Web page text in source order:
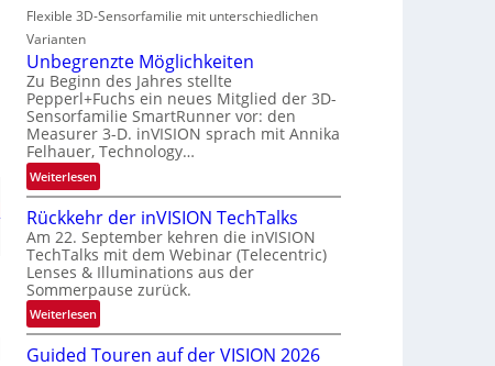
e
s
-
B
-
R
u
n
d
e
o
n
N
e
w
s
Flexible 3D-Sensorfamilie mit unterschiedlichen
Varianten
Unbegrenzte Möglichkeiten
Zu Beginn des Jahres stellte
Pepperl+Fuchs ein neues Mitglied der 3D-
Sensorfamilie SmartRunner vor: den
Measurer 3-D. inVISION sprach mit Annika
Felhauer, Technology…
Weiterlesen:
U
n
b
e
g
r
e
Rückkehr der inVISION TechTalks
Am 22. September kehren die inVISION
TechTalks mit dem Webinar (Telecentric)
Lenses & Illuminations aus der
Sommerpause zurück.
Weiterlesen:
R
ü
Guided Touren auf der VISION 2026